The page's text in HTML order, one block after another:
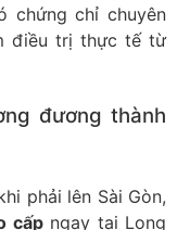
chứng chỉ chuyên
điều trị thực tế từ
đương thành
phải lên Sài Gòn,
cấpngay tại Long